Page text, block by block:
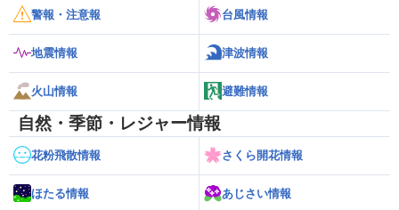
警報・注意報 台風情報
地震情報 津波情報
火山情報 避難情報
自然・季節・レジャー情報
花粉飛散情報 さくら開花情報
ほたる情報 あじさい情報